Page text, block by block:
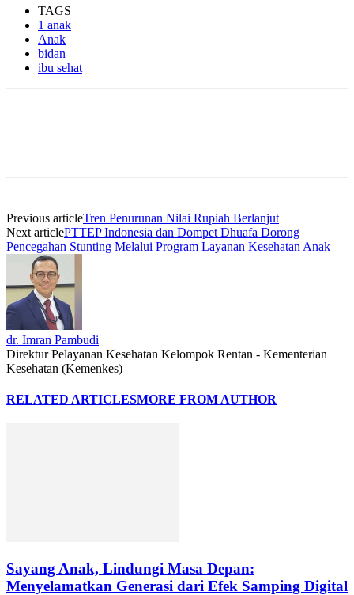
TAGS
1 anak
Anak
bidan
ibu sehat
Previous articleTren Penurunan Nilai Rupiah Berlanjut
Next articlePTTEP Indonesia dan Dompet Dhuafa Dorong
Pencegahan Stunting Melalui Program Layanan Kesehatan Anak
dr. Imran Pambudi
Direktur Pelayanan Kesehatan Kelompok Rentan - Kementerian
Kesehatan (Kemenkes)
RELATED ARTICLESMORE FROM AUTHOR
Sayang Anak, Lindungi Masa Depan:
Menyelamatkan Generasi dari Efek Samping Digital